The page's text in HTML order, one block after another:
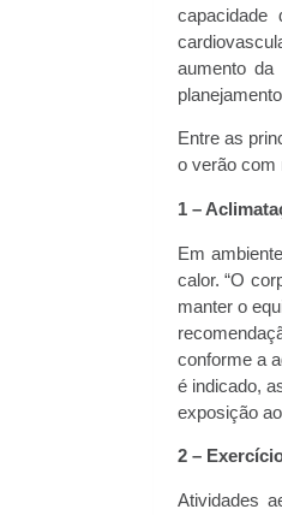
aumento da
Entre as
o verão com
1 –
Em
calor. “O
manter o
conforme a
é indicado,
exposição
2 –
Atividades